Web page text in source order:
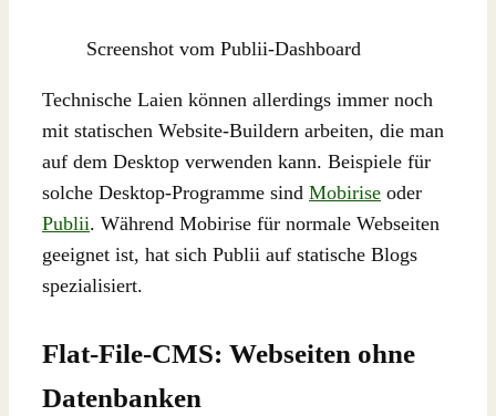
Screenshot vom Publii-Dashboard
Technische Laien können allerdings immer noch
mit statischen Website-Buildern arbeiten, die man
auf dem Desktop verwenden kann. Beispiele für
solche Desktop-Programme sind Mobirise oder
Publii. Während Mobirise für normale Webseiten
geeignet ist, hat sich Publii auf statische Blogs
spezialisiert.
Flat-File-CMS: Webseiten ohne
Datenbanken